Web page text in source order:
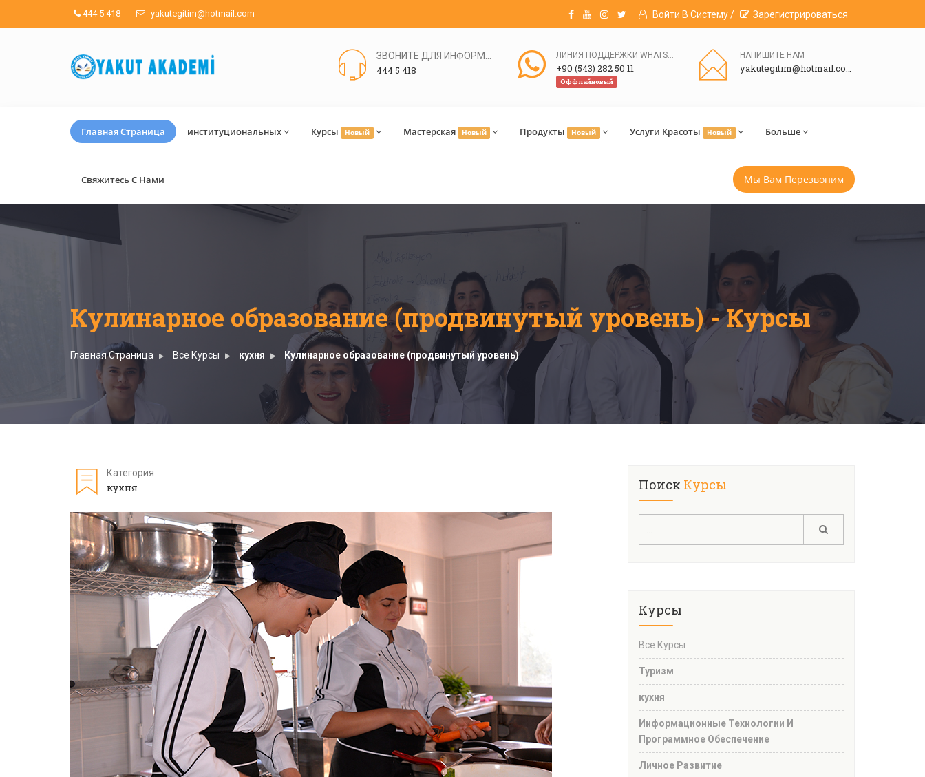
444 5 418 yakutegitim@hotmail.com Войти В Систему / Зарегистрироваться
444 5 418
ЛИНИЯ ПОДДЕРЖКИ WHATSAPP
+90 (543) 282 50 11
Оффлайновый
НАПИШИТЕ НАМ
yakutegitim@hotmail.com
Главная Страница институциональных Курсы Новый Мастерская Новый Продукты Новый Услуги Красоты Новый Больше
Свяжитесь С Нами Мы Вам Перезвоним
Кулинарное образование (продвинутый уровень) - Курсы
Главная Страница Все Курсы кухня Кулинарное образование (продвинутый уровень)
Категория
кухня Поиск Курсы
Курсы
Все Курсы
Туризм
кухня
Информационные Технологии И
Программное Обеспечение
Личное Развитие